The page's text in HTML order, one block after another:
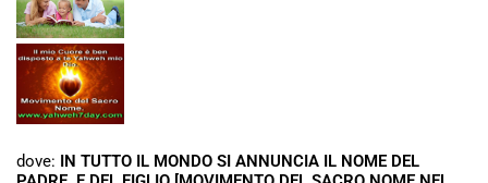
dove:
IN TUTTO IL MONDO SI ANNUNCIA IL NOME DEL